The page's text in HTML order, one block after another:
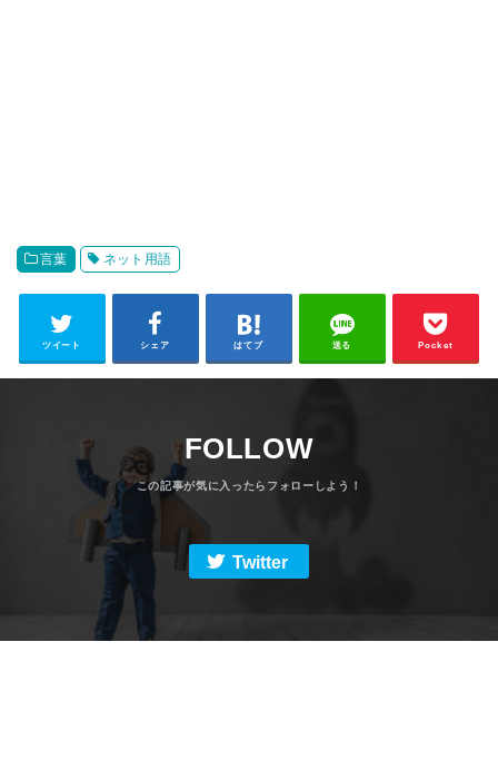
言葉 ネット用語
ツイート シェア はてブ 送る Pocket
FOLLOW
Twitter